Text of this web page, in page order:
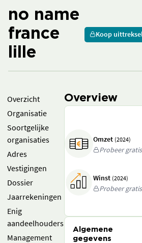
no name
france
lille
Koop uittreksel
Overzicht
Organisatie
Soortgelijke
organisaties
Adres
Vestigingen
Dossier
Jaarrekeningen
Enig
aandeelhouders
Management
Overview
Omzet (2024)
Probeer gratis
Winst (2024)
Probeer gratis
Algemene
gegevens